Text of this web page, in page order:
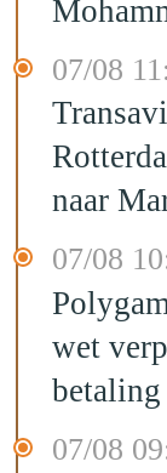
07/08
naar
07/08
wet
betaling
07/08